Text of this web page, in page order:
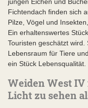
Fichtendach finden sich
Pilze, Vögel und
Ein erhaltenswertes
Touristen geschätzt
Lebensraum für Tiere
ein Stück Lebensqualität.
Weiden West
Licht zu sehen